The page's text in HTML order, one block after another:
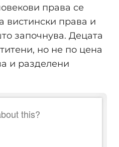
права се
вистински права и
започнува. Децата
но не по цена
и разделени